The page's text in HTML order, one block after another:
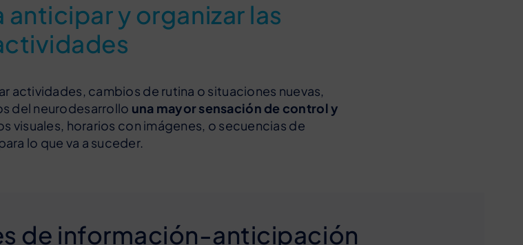
anticipar y organizar las
actividades, cambios de rutina o situaciones nuevas,
del neurodesarrollo una mayor sensación de control y
visuales, horarios con imágenes, o secuencias de
lo que va a suceder.
de información-anticipación